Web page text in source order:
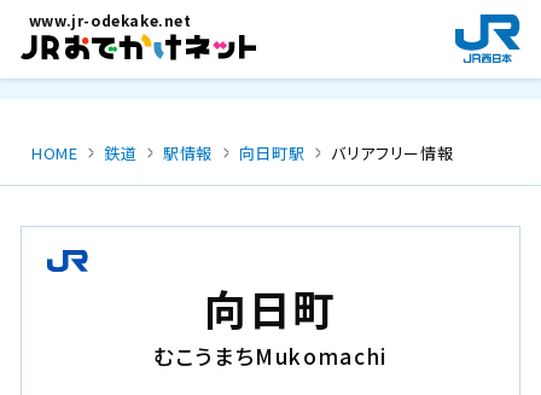
メインコンテンツにスキップ
www.jr-odekake.net
新
規
ウ
で
HOME 鉄道 駅情報 向日町駅 バリアフリー情報
向日町
むこうまちMukomachi